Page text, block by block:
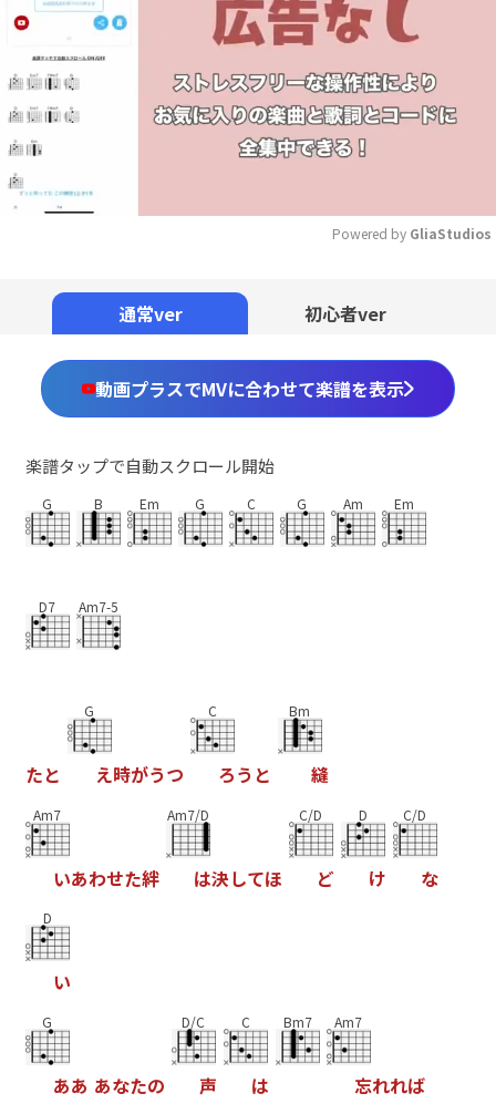
Powered by GliaStudios
通常ver 初心者ver
動画プラスでMVに合わせて楽譜を表示
楽譜タップで自動スクロール開始
G B Em G C G Am Em
D7 Am7-5
たと
G
え時がうつ
C
ろう と
Bm
縫
Am7
いあわせた絆
Am7/D
は決してほ
C/D
ど
D
け
C/D
な
D
い
G
ああ あなたの
D/C
声
C
は
Bm7 Am7
忘れれば